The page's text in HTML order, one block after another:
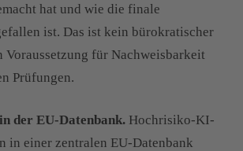
hat und wie die finale
ist. Das ist kein bürokratischer
Voraussetzung für Nachweisbarkeit
Prüfungen.
der EU-Datenbank. Hochrisiko-KI-
in einer zentralen EU-Datenbank